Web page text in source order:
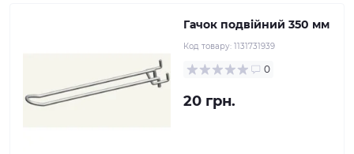
Гачок подвійний 350 мм
Код товару: 1131731939
0
20 грн.